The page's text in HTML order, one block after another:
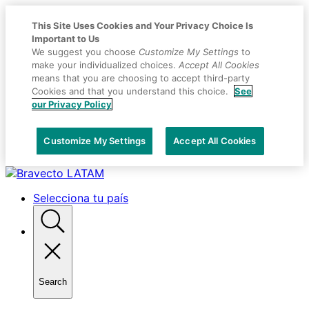
Placeholder
Anchor
Skip
Content
Skip
FooterSelecciona tu país
Search
Toggle
This Site Uses Cookies and Your Privacy Choice Is
Important to Us
We suggest you choose Customize My Settings to
make your individualized choices. Accept All Cookies
means that you are choosing to accept third-party
Cookies and that you understand this choice.
See
our Privacy Policy
Customize My Settings Accept All Cookies